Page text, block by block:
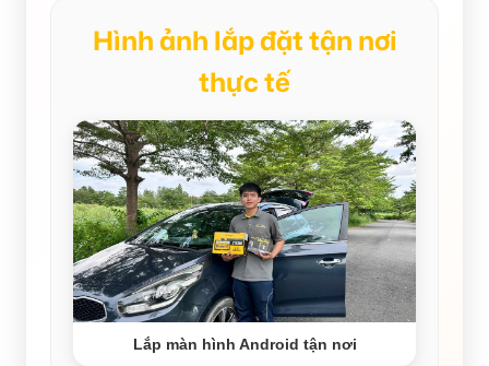
Hình ảnh lắp đặt tận nơi
thực tế
Lắp màn hình Android tận nơi